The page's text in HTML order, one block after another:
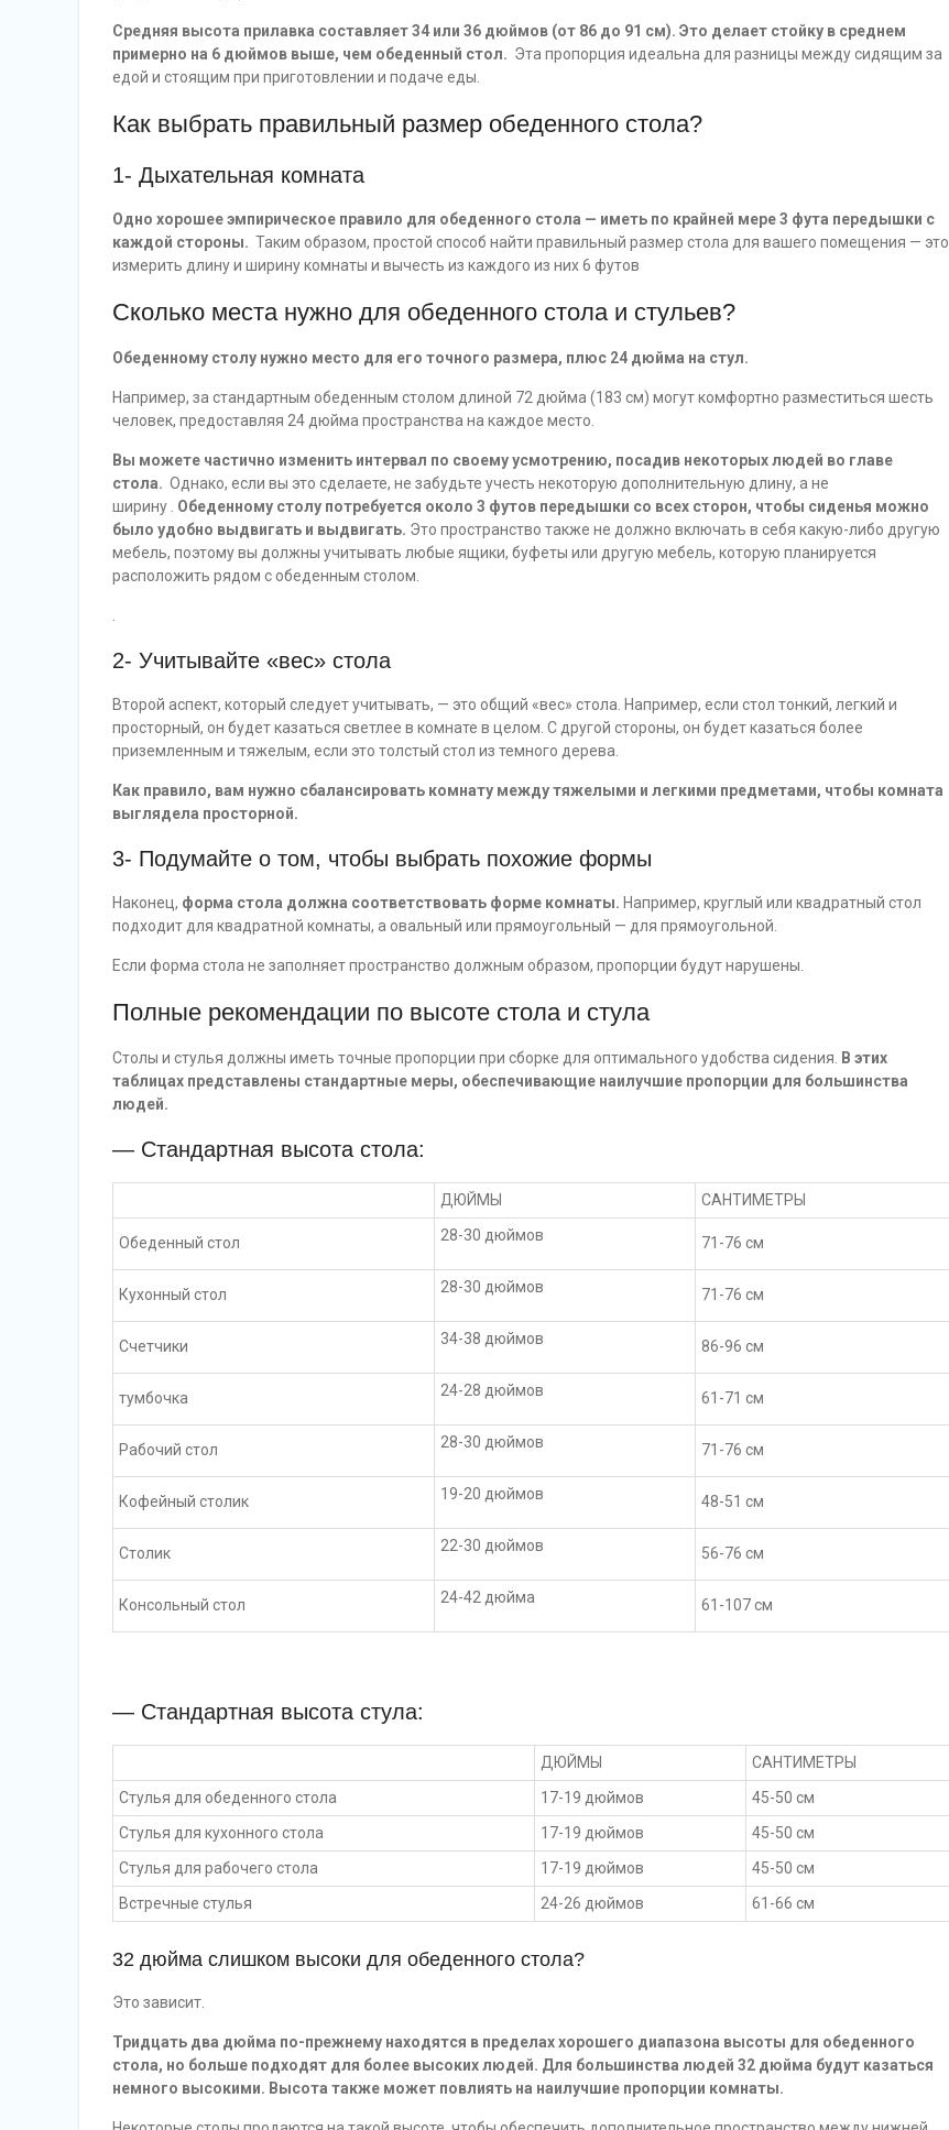
Средняя высота прилавка составляет 34 или 36 дюймов (от 86 до 91 см). Это делает стойку в среднем
примерно на 6 дюймов выше, чем обеденный стол. Эта пропорция идеальна для разницы между сидящим за
едой и стоящим при приготовлении и подаче еды.
Как выбрать правильный размер обеденного стола?
1- Дыхательная комната
Одно хорошее эмпирическое правило для обеденного стола — иметь по крайней мере 3 фута передышки с
каждой стороны. Таким образом, простой способ найти правильный размер стола для вашего помещения — это
измерить длину и ширину комнаты и вычесть из каждого из них 6 футов
Сколько места нужно для обеденного стола и стульев?
Обеденному столу нужно место для его точного размера, плюс 24 дюйма на стул.
Например, за стандартным обеденным столом длиной 72 дюйма (183 см) могут комфортно разместиться шесть
человек, предоставляя 24 дюйма пространства на каждое место.
Вы можете частично изменить интервал по своему усмотрению, посадив некоторых людей во главе
стола. Однако, если вы это сделаете, не забудьте учесть некоторую дополнительную длину, а не
ширину . Обеденному столу потребуется около 3 футов передышки со всех сторон, чтобы сиденья можно
было удобно выдвигать и выдвигать. Это пространство также не должно включать в себя какую-либо другую
мебель, поэтому вы должны учитывать любые ящики, буфеты или другую мебель, которую планируется
расположить рядом с обеденным столом.
.
2- Учитывайте «вес» стола
Второй аспект, который следует учитывать, — это общий «вес» стола. Например, если стол тонкий, легкий и
просторный, он будет казаться светлее в комнате в целом. С другой стороны, он будет казаться более
приземленным и тяжелым, если это толстый стол из темного дерева.
Как правило, вам нужно сбалансировать комнату между тяжелыми и легкими предметами, чтобы комната
выглядела просторной.
3- Подумайте о том, чтобы выбрать похожие формы
Наконец, форма стола должна соответствовать форме комнаты. Например, круглый или квадратный стол
подходит для квадратной комнаты, а овальный или прямоугольный — для прямоугольной.
Если форма стола не заполняет пространство должным образом, пропорции будут нарушены.
Полные рекомендации по высоте стола и стула
Столы и стулья должны иметь точные пропорции при сборке для оптимального удобства сидения. В этих
таблицах представлены стандартные меры, обеспечивающие наилучшие пропорции для большинства
людей.
— Стандартная высота стола:
ДЮЙМЫ САНТИМЕТРЫ
Обеденный стол 28-30 дюймов 71-76 см
Кухонный стол 28-30 дюймов 71-76 см
Счетчики 34-38 дюймов 86-96 см
тумбочка 24-28 дюймов 61-71 см
Рабочий стол 28-30 дюймов 71-76 см
Кофейный столик 19-20 дюймов 48-51 см
Столик 22-30 дюймов 56-76 см
Консольный стол 24-42 дюйма 61-107 см
— Стандартная высота стула:
ДЮЙМЫ
САНТИМЕТРЫ
Стулья для обеденного стола
17-19 дюймов
45-50 см
Стулья для кухонного стола
17-19 дюймов
45-50 см
Стулья для рабочего стола
17-19 дюймов
45-50 см
Встречные стулья
24-26 дюймов 61-66 см
32 дюйма слишком высоки для обеденного стола?
Это зависит.
Тридцать два дюйма по-прежнему находятся в пределах хорошего диапазона высоты для обеденного
стола, но больше подходят для более высоких людей. Для большинства людей 32 дюйма будут казаться
немного высокими. Высота также может повлиять на наилучшие пропорции комнаты.